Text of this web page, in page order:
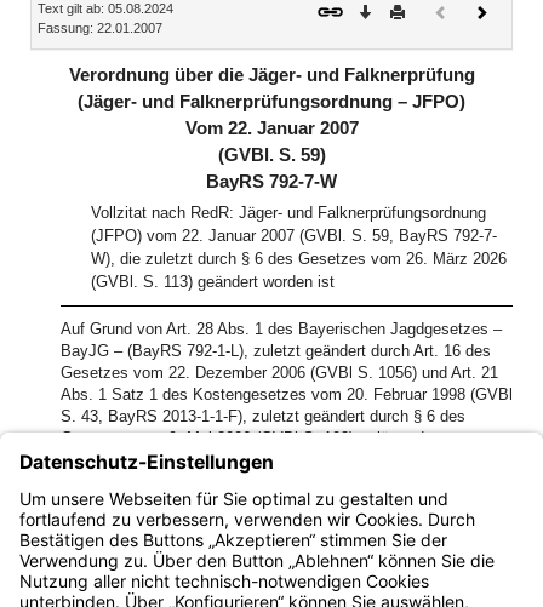
Text gilt ab: 05.08.2024
Fassung: 22.01.2007
Download
DruckenVorheriges
(inaktiv)
Verordnung über die Jäger- und Falknerprüfung
(Jäger- und Falknerprüfungsordnung – JFPO)
Vom 22. Januar 2007
(GVBl. S. 59)
BayRS 792-7-W
Vollzitat nach RedR: Jäger- und Falknerprüfungsordnung
(JFPO) vom 22. Januar 2007 (GVBl. S. 59, BayRS 792-7-
W), die zuletzt durch § 6 des Gesetzes vom 26. März 2026
(GVBl. S. 113) geändert worden ist
Auf Grund von Art. 28 Abs. 1 des Bayerischen Jagdgesetzes –
BayJG – (BayRS 792-1-L), zuletzt geändert durch Art. 16 des
Gesetzes vom 22. Dezember 2006 (GVBl S. 1056) und Art. 21
Abs. 1 Satz 1 des Kostengesetzes vom 20. Februar 1998 (GVBl
S. 43, BayRS 2013-1-1-F), zuletzt geändert durch § 6 des
Gesetzes vom 9. Mai 2006 (GVBl S. 193), erlässt das
Bayerische Staatsministerium für Landwirtschaft und Forsten,
Bayerischen Staatsministerium der Finanzen folgende
Verordnung:
Bayern.de